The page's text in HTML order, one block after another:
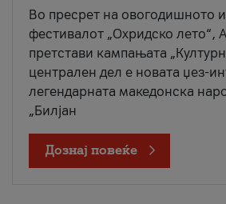
Во пресрет на овогодишното
фестивалот „Охридско лето“,
претстави кампањата
централен дел е новата џез-
легендарната македонска
„Билјан
Дознај повеќе